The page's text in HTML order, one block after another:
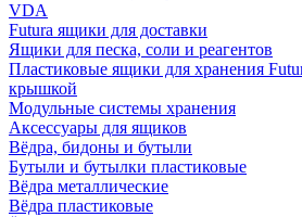
VDA
Futura ящики для доставки
Ящики для песка, соли и реагентов
Пластиковые ящики для хранения
крышкой
Модульные системы хранения
Аксессуары для ящиков
Вёдра, бидоны и бутыли
Бутыли и бутылки пластиковые
Вёдра металлические
Вёдра пластиковые